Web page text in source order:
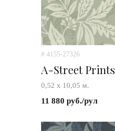
# 4155-27326
A-Street Prints
0,52 х 10,05 м.
11 880 руб./рул